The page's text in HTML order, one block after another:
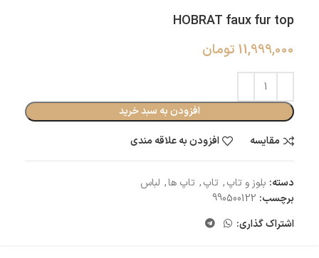
HOBRAT faux fur top
11,999,000 تومان
افزودن به سبد خرید
مقایسه
افزودن به علاقه مندی
دسته: بلوز و تاپ, تاپ, تاپ ها, لباس
برچسب: 990500122
اشتراک گذاری: